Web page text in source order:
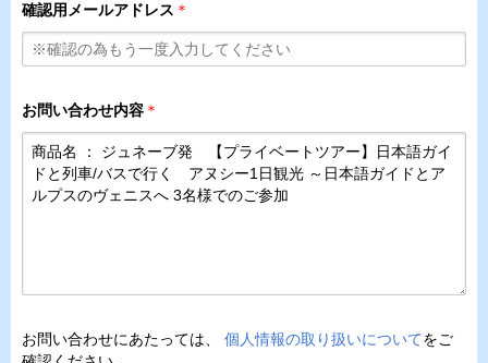
確認用メールアドレス ＊
お問い合わせ内容 ＊
お問い合わせにあたっては、 個人情報の取り扱いについてをご